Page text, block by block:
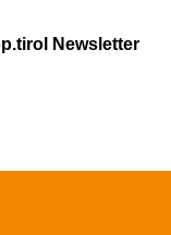
Newsletter